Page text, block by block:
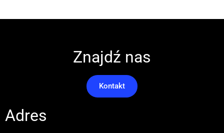
Znajdź nas
Kontakt
Adres